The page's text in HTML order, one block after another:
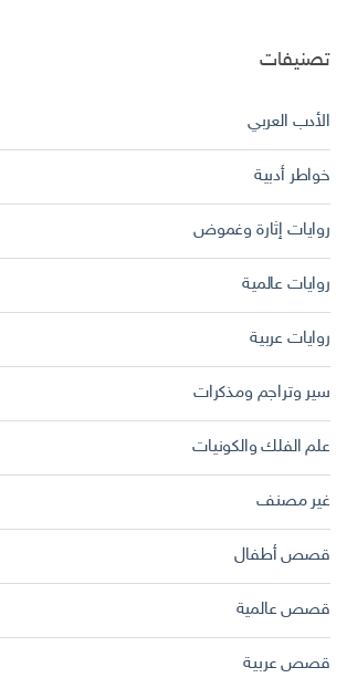
تصنيفات
الأدب العربي
خواطر أدبية
روايات إثارة وغموض
روايات عالمية
روايات عربية
سير وتراجم ومذكرات
علم الفلك والكونيات
غير مصنف
قصص أطفال
قصص عالمية
قصص عربية